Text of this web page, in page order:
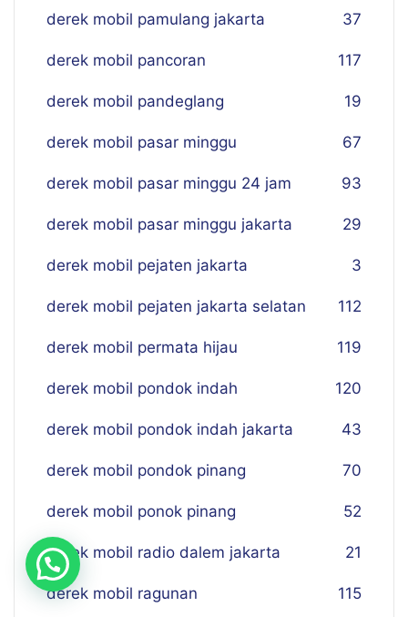
derek mobil pamulang jakarta 37
derek mobil pancoran 117
derek mobil pandeglang 19
derek mobil pasar minggu 67
derek mobil pasar minggu 24 jam 93
derek mobil pasar minggu jakarta 29
derek mobil pejaten jakarta 3
derek mobil pejaten jakarta selatan 112
derek mobil permata hijau 119
derek mobil pondok indah 120
derek mobil pondok indah jakarta 43
derek mobil pondok pinang 70
derek mobil ponok pinang 52
derek mobil radio dalem jakarta 21
derek mobil ragunan 115